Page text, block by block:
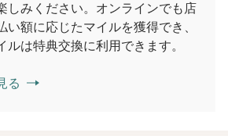
しみください。オンラインでも店
い額に応じたマイルを獲得でき、
ルは特典交換に利用できます。
る